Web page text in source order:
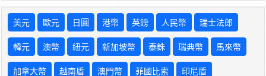
美元 歐元 日圓 港幣 英鎊 人民幣 瑞士法郎
韓元 澳幣 紐元 新加坡幣 泰銖 瑞典幣 馬來幣
加拿大幣 越南盾 澳門幣 菲國比索 印尼盾